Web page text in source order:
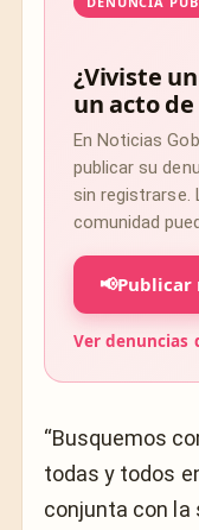
¿Viviste
un acto
En Noticias
publicar su
sin registrarse.
comunidad
📢Publicar
Ver denuncias
“Busquemos
todas y todos
conjunta con la